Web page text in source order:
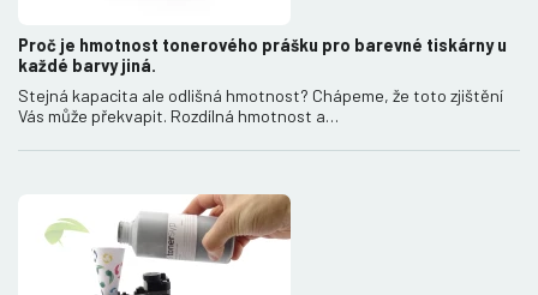
Proč je hmotnost tonerového prášku pro barevné tiskárny u
každé barvy jiná.
Stejná kapacita ale odlišná hmotnost? Chápeme, že toto zjištění
Vás může překvapit. Rozdílná hmotnost a…